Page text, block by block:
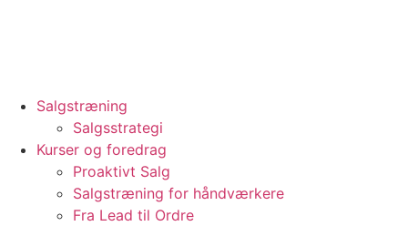
Salgstræning
Salgsstrategi
Kurser og foredrag
Proaktivt Salg
Salgstræning for håndværkere
Fra Lead til Ordre